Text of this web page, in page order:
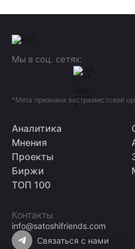
Мы в соц. сетях:
*Meta признана экстремистской
Аналитика
Мнения
Проекты
Биржи
ТОП 100
Контакты
info@satoshifriends.com
Связаться с нами